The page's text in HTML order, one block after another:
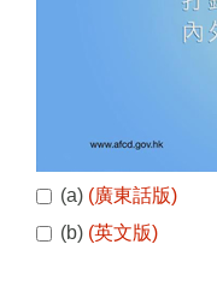
(a) (廣東話版)
(b) (英文版)